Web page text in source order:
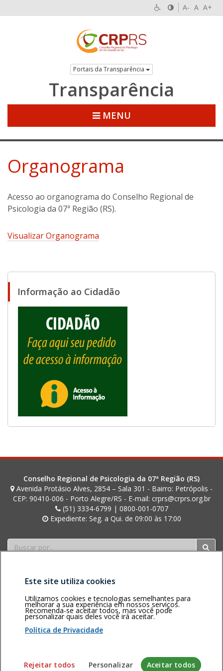
A- A A+
Portais da Transparência
Transparência
MENU
Organograma
Acesso ao organograma do Conselho Regional de
Psicologia da 07ª Região (RS).
Visualizar Organograma
Informação ao Cidadão
Conselho Regional de Psicologia da 07ª Região (RS)
Avenida Protásio Alves, 2854 – Sala 301 - Bairro: Petrópolis -
CEP: 90410-006 - Porto Alegre/RS - E-mail: crprs@crprs.org.br
(51) 3334-6799 | 0800-001-0707
Expediente: Seg. a Qui. de 09:00 às 17:00
Buscar
Área restritaPolítica de
privacidadePersonalização
de cookies
Sistema desenvolvido pela Gerência de Tecnologia da
Este site utiliza cookies
Utilizamos cookies e tecnologias semelhantes para
melhorar a sua experiência em nossos serviços.
Recomenda-se aceitar todos, mas você pode
personalizar quais deles você irá aceitar.
Política de Privacidade
Rejeitar todos Personalizar Aceitar todos